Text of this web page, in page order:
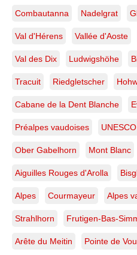
Combautanna Nadelgrat
Val d'Hérens Vallée d'Aoste
Val des Dix Ludwigshöhe
Tracuit Riedgletscher
Cabane de la Dent Blanche
Préalpes vaudoises
Ober Gabelhorn Mont Blanc
Aiguilles Rouges d'Arolla
Alpes Courmayeur Alpes
Strahlhorn Frutigen-Bas-
Arête du Meitin Pointe de